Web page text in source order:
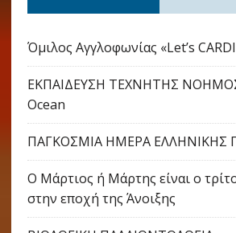
Όμιλος Αγγλοφωνίας «Let’s
ΕΚΠΑΙΔΕΥΣΗ ΤΕΧΝΗΤΗΣ
Ocean
ΠΑΓΚΟΣΜΙΑ ΗΜΕΡΑ ΕΛΛΗΝΙΚΗΣ
Ο Μάρτιος ή Μάρτης είναι ο
στην εποχή της Άνοιξης